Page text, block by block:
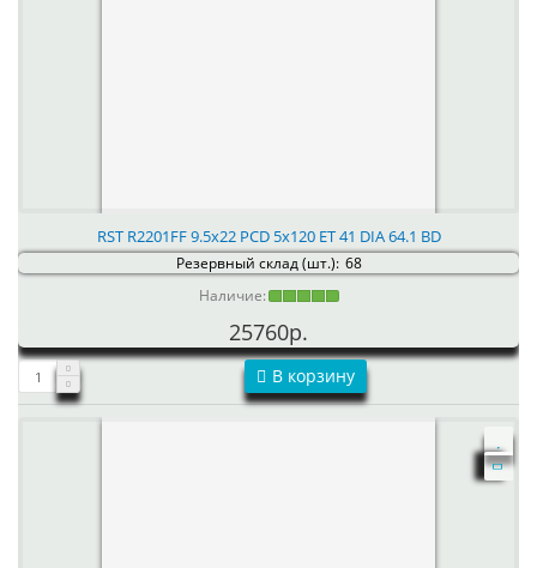
RST R2201FF 9.5x22 PCD 5x120 ET 41 DIA 64.1 BD
Резервный склад (шт.): 68
Наличие:
25760р.
В корзину